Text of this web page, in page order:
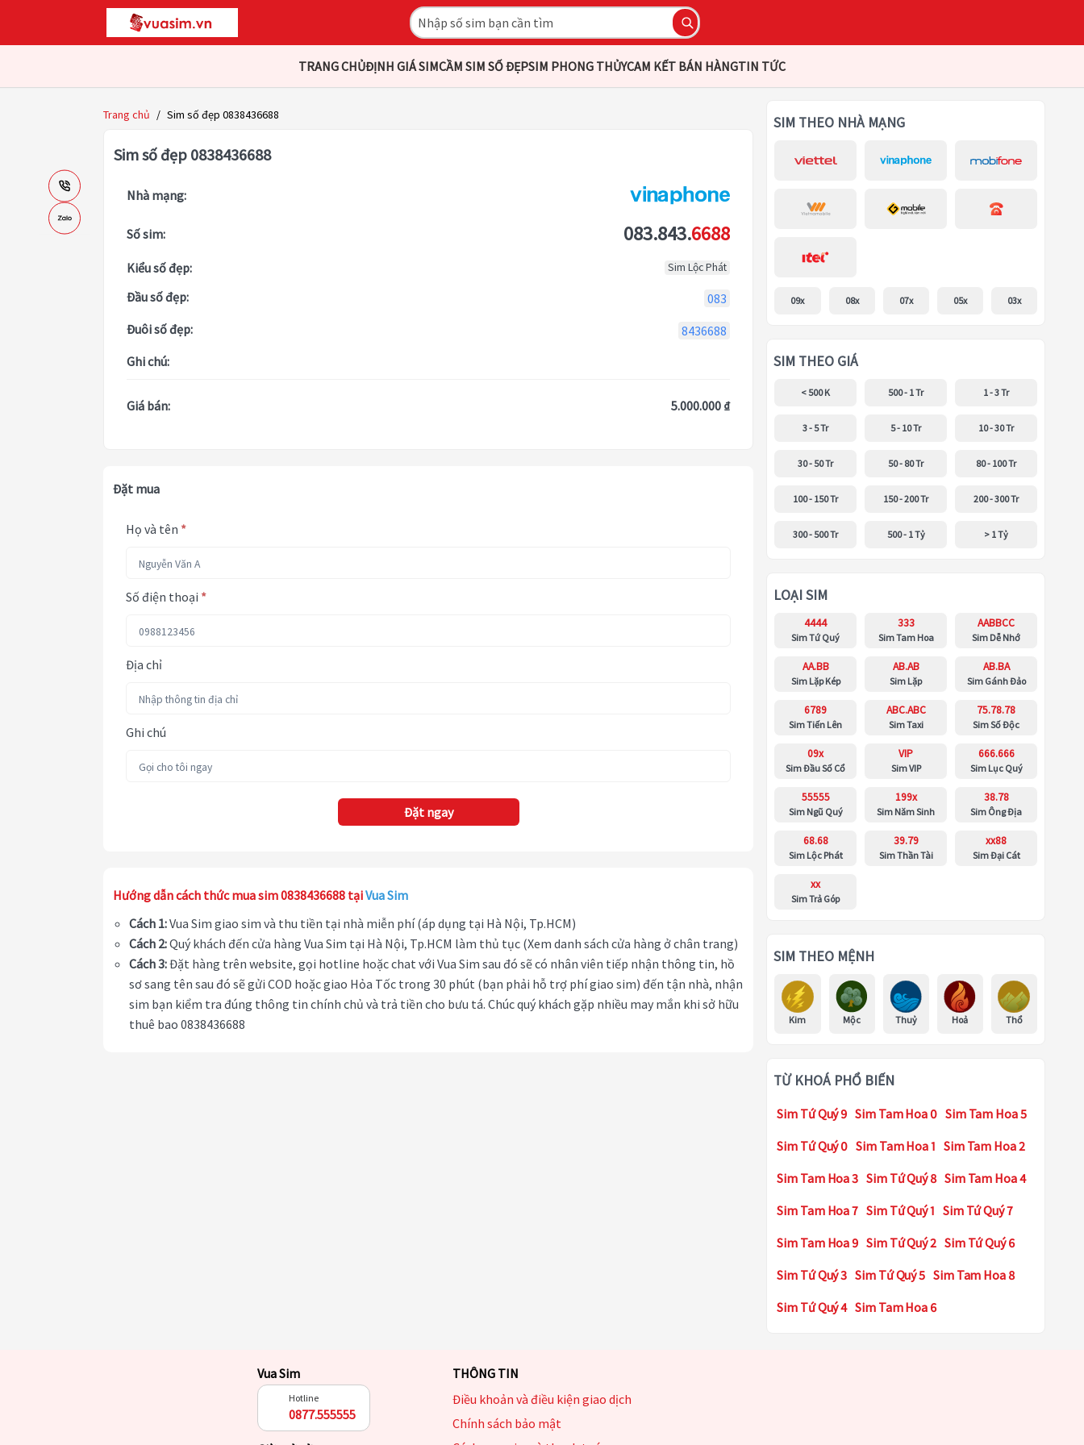
TRANG CHỦĐỊNH GIÁ SIMCẦM SIM SỐ ĐẸPSIM PHONG THỦYCAM KẾT BÁN HÀNGTIN TỨC
Trang chủ / Sim số đẹp 0838436688
Sim số đẹp 0838436688
Nhà mạng:
Số sim: 083.843.6688
Kiểu số đẹp: Sim Lộc Phát
Đầu số đẹp:
083
Đuôi số đẹp:
8436688
Ghi chú:
Giá bán: 5.000.000 ₫
Đặt mua
Họ và tên *
Số điện thoại *
Địa chỉ
Ghi chú
Đặt ngay
Hướng dẫn cách thức mua sim 0838436688 tạiVua Sim
Cách 1:Vua Sim giao sim và thu tiền tại nhà miễn phí (áp dụng tại Hà Nội, Tp.HCM)
Cách 2:Quý khách đến cửa hàng Vua Sim tại Hà Nội, Tp.HCM làm thủ tục (Xem danh sách cửa hàng ở chân trang)
Cách 3:Đặt hàng trên website, gọi hotline hoặc chat với Vua Sim sau đó sẽ có nhân viên tiếp nhận thông tin, hồ
sơ sang tên sau đó sẽ gửi COD hoặc giao Hỏa Tốc trong 30 phút (bạn phải hỗ trợ phí giao sim) đến tận nhà, nhận
sim bạn kiểm tra đúng thông tin chính chủ và trả tiền cho bưu tá. Chúc quý khách gặp nhiều may mắn khi sở hữu
thuê bao 0838436688
SIM THEO NHÀ MẠNG
09x 08x 07x 05x 03x
SIM THEO GIÁ
< 500 K 500 - 1 Tr 1 - 3 Tr
3 - 5 Tr 5 - 10 Tr 10 - 30 Tr
30 - 50 Tr 50 - 80 Tr 80 - 100 Tr
100 - 150 Tr 150 - 200 Tr 200 - 300 Tr
300 - 500 Tr 500 - 1 Tỷ > 1 Tỷ
LOẠI SIM
4444
Sim Tứ Quý
333
Sim Tam Hoa
AABBCC
Sim Dễ Nhớ
AA.BB
Sim Lặp Kép
AB.AB
Sim Lặp
AB.BA
Sim Gánh Đảo
6789
Sim Tiến Lên
ABC.ABC
Sim Taxi
75.78.78
Sim Số Độc
09x
Sim Đầu Số Cổ
VIP
Sim VIP
666.666
Sim Lục Quý
55555
Sim Ngũ Quý
199x
Sim Năm Sinh
38.78
Sim Ông Địa
68.68
Sim Lộc Phát
39.79
Sim Thần Tài
xx88
Sim Đại Cát
xx
Sim Trả Góp
SIM THEO MỆNH
Kim Mộc Thuỷ Hoả Thổ
TỪ KHOÁ PHỔ BIẾN
Sim Tứ Quý 9 Sim Tam Hoa 0 Sim Tam Hoa 5
Sim Tứ Quý 0 Sim Tam Hoa 1 Sim Tam Hoa 2
Sim Tam Hoa 3 Sim Tứ Quý 8 Sim Tam Hoa 4
Sim Tam Hoa 7 Sim Tứ Quý 1 Sim Tứ Quý 7
Sim Tam Hoa 9 Sim Tứ Quý 2 Sim Tứ Quý 6
Sim Tứ Quý 3 Sim Tứ Quý 5 Sim Tam Hoa 8
Sim Tứ Quý 4 Sim Tam Hoa 6
Vua Sim
Hotline
0877.555555
THÔNG TIN
Điều khoản và điều kiện giao dịch
Chính sách bảo mật